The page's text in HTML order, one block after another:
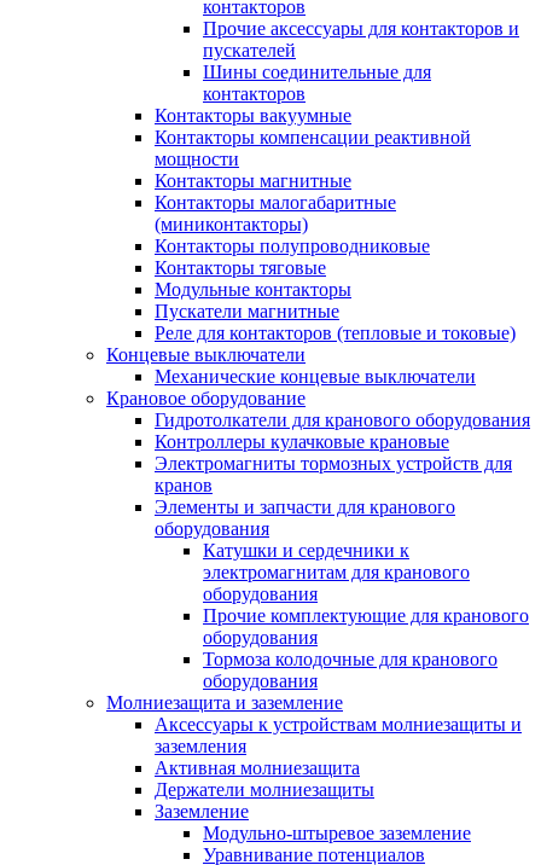
контакторов
Прочие аксессуары для контакторов и
пускателей
Шины соединительные для
контакторов
Контакторы вакуумные
Контакторы компенсации реактивной
мощности
Контакторы магнитные
Контакторы малогабаритные
(миниконтакторы)
Контакторы полупроводниковые
Контакторы тяговые
Модульные контакторы
Пускатели магнитные
Реле для контакторов (тепловые и токовые)
Концевые выключатели
Механические концевые выключатели
Крановое оборудование
Гидротолкатели для кранового оборудования
Контроллеры кулачковые крановые
Электромагниты тормозных устройств для
кранов
Элементы и запчасти для кранового
оборудования
Катушки и сердечники к
электромагнитам для кранового
оборудования
Прочие комплектующие для кранового
оборудования
Тормоза колодочные для кранового
оборудования
Молниезащита и заземление
Аксессуары к устройствам молниезащиты и
заземления
Активная молниезащита
Держатели молниезащиты
Заземление
Модульно-штыревое заземление
Уравнивание потенциалов